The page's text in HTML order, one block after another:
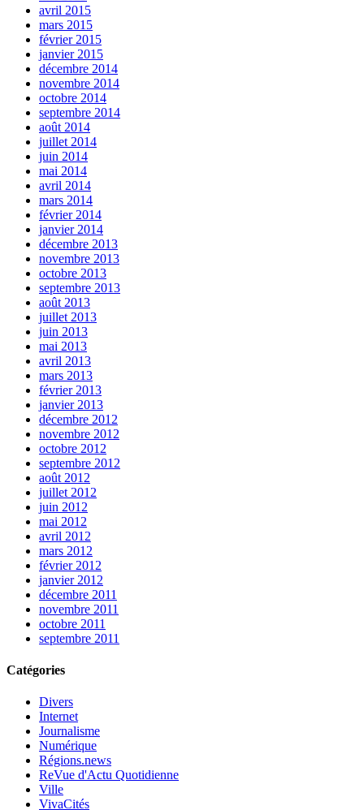
avril 2015
mars 2015
février 2015
janvier 2015
décembre 2014
novembre 2014
octobre 2014
septembre 2014
août 2014
juillet 2014
juin 2014
mai 2014
avril 2014
mars 2014
février 2014
janvier 2014
décembre 2013
novembre 2013
octobre 2013
septembre 2013
août 2013
juillet 2013
juin 2013
mai 2013
avril 2013
mars 2013
février 2013
janvier 2013
décembre 2012
novembre 2012
octobre 2012
septembre 2012
août 2012
juillet 2012
juin 2012
mai 2012
avril 2012
mars 2012
février 2012
janvier 2012
décembre 2011
novembre 2011
octobre 2011
septembre 2011
Catégories
Divers
Internet
Journalisme
Numérique
Régions.news
ReVue d'Actu Quotidienne
Ville
VivaCités